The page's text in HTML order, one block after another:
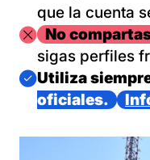
que la cuenta
Imagen
No
sigas perfiles
Imagen
Utiliza
oficiales.